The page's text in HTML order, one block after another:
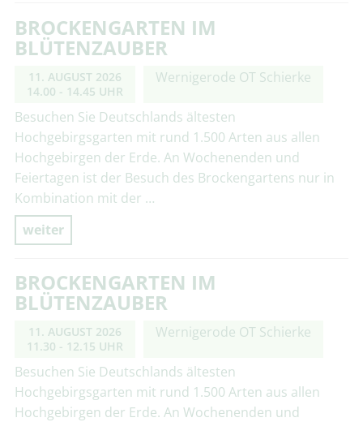
BROCKENGARTEN IM
BLÜTENZAUBER
11. AUGUST 2026
14.00 - 14.45 UHR
Wernigerode OT Schierke
Besuchen Sie Deutschlands ältesten
Hochgebirgsgarten mit rund 1.500 Arten aus allen
Hochgebirgen der Erde. An Wochenenden und
Feiertagen ist der Besuch des Brockengartens nur in
Kombination mit der …
weiter
BROCKENGARTEN IM
BLÜTENZAUBER
11. AUGUST 2026
11.30 - 12.15 UHR
Wernigerode OT Schierke
Besuchen Sie Deutschlands ältesten
Hochgebirgsgarten mit rund 1.500 Arten aus allen
Hochgebirgen der Erde. An Wochenenden und